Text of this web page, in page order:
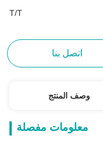
T/T
اتصل بنا
وصف المنتج
معلومات مفصلة